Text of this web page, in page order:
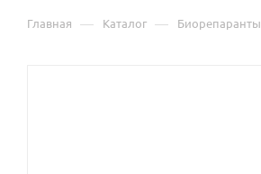
Главная — Каталог — Биорепаранты